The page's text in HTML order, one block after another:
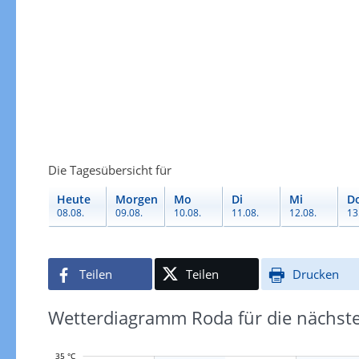
Die Tagesübersicht für
Heute
08.08.
Morgen
09.08.
Mo
10.08.
Di
11.08.
Mi
12.08.
Teilen Teilen Drucken
Wetterdiagramm Roda für die
35 °C